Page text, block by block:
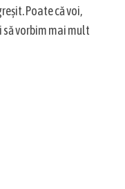
Poate că voi,
să vorbim mai mult